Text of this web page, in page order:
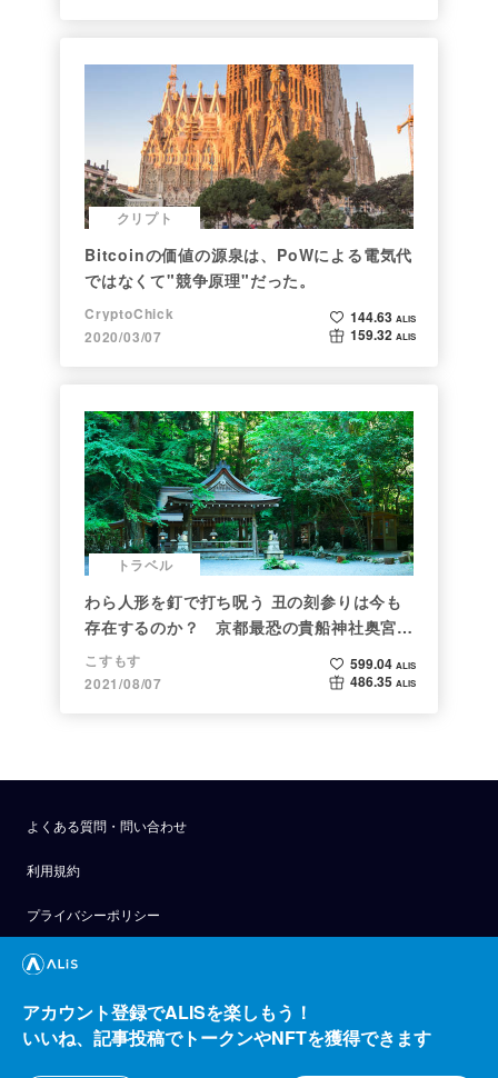
クリプト
Bitcoinの価値の源泉は、PoWによる電気代
ではなくて"競争原理"だった。
CryptoChick
2020/03/07
144.63 ALIS
159.32 ALIS
トラベル
わら人形を釘で打ち呪う 丑の刻参りは今も
存在するのか？ 京都最恐の貴船神社奥宮を
調べた
こすもす
2021/08/07
599.04 ALIS
486.35 ALIS
よくある質問・問い合わせ
利用規約
プライバシーポリシー
公式アナウンス
技術ブログ
API
アカウント登録でALISを楽しもう！
いいね、記事投稿でトークンやNFTを獲得できます